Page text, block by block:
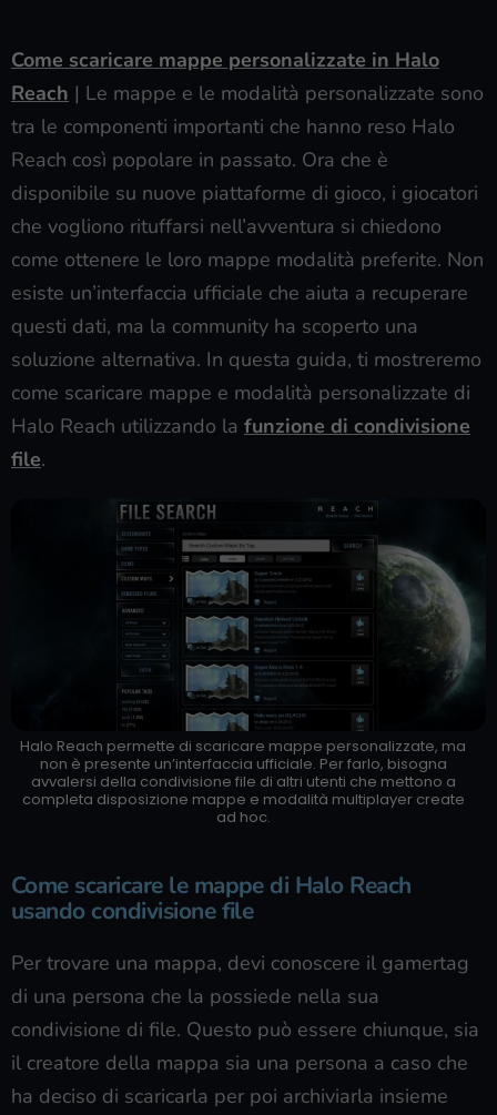
Come scaricare mappe personalizzate in Halo
Reach | Le mappe e le modalità personalizzate sono
tra le componenti importanti che hanno reso Halo
Reach così popolare in passato. Ora che è
disponibile su nuove piattaforme di gioco, i giocatori
che vogliono rituffarsi nell’avventura si chiedono
come ottenere le loro mappe modalità preferite. Non
esiste un’interfaccia ufficiale che aiuta a recuperare
questi dati, ma la community ha scoperto una
soluzione alternativa. In questa guida, ti mostreremo
come scaricare mappe e modalità personalizzate di
Halo Reach utilizzando la funzione di condivisione
file.
Halo Reach permette di scaricare mappe personalizzate, ma
non è presente un’interfaccia ufficiale. Per farlo, bisogna
avvalersi della condivisione file di altri utenti che mettono a
completa disposizione mappe e modalità multiplayer create
ad hoc.
Come scaricare le mappe di Halo Reach
usando condivisione file
Per trovare una mappa, devi conoscere il gamertag
di una persona che la possiede nella sua
condivisione di file. Questo può essere chiunque, sia
il creatore della mappa sia una persona a caso che
ha deciso di scaricarla per poi archiviarla insieme